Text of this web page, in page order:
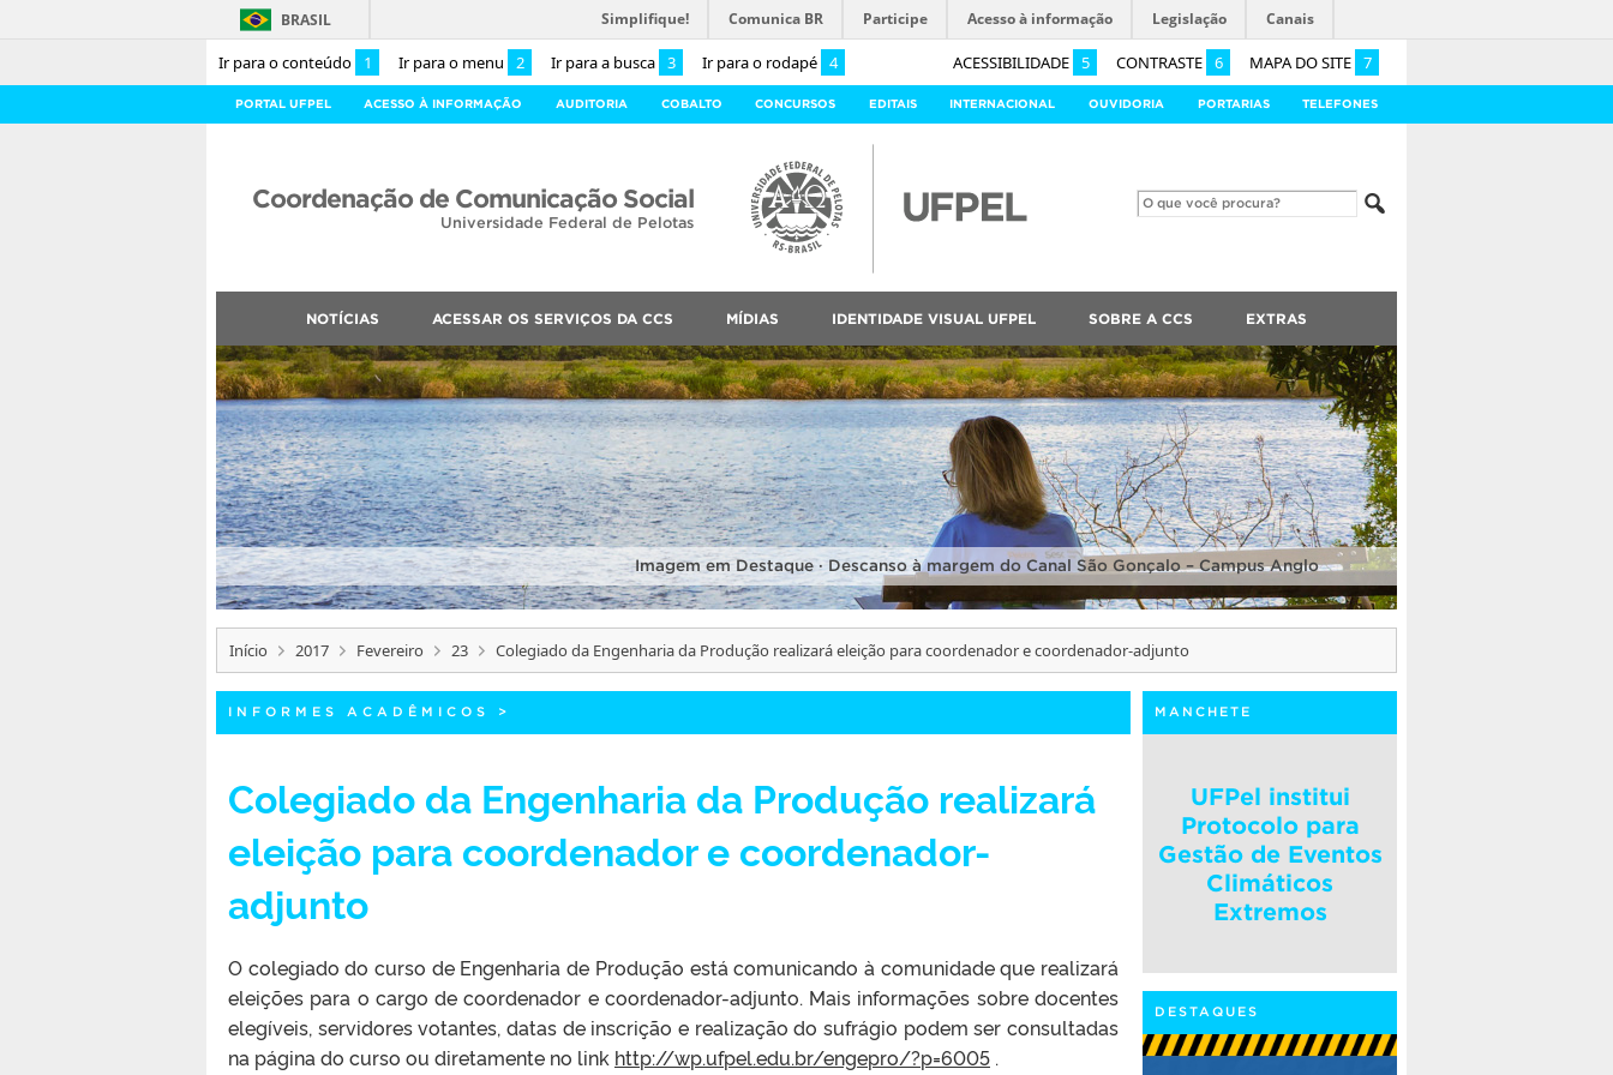
Ir para o conteúdo 1 Ir para o menu 2 Ir para a busca 3 Ir para o rodapé 4 ACESSIBILIDADE 5 CONTRASTE 6 MAPA DO SITE 7
BRASIL Simplifique! Comunica BR Participe Acesso à informação Legislação Canais
PORTAL UFPEL ACESSO À INFORMAÇÃO AUDITORIA COBALTO CONCURSOS EDITAIS INTERNACIONAL OUVIDORIA PORTARIAS TELEFONES
Coordenação de Comunicação Social
Universidade Federal de Pelotas
NOTÍCIAS ACESSAR OS SERVIÇOS DA CCS MÍDIAS IDENTIDADE VISUAL UFPEL SOBRE A CCS EXTRAS
Imagem em Destaque · Descanso à margem do Canal São Gonçalo – Campus Anglo
Início 2017 Fevereiro 23 Colegiado da Engenharia da Produção realizará eleição para coordenador e coordenador-adjunto
INFORMES ACADÊMICOS >
Colegiado da Engenharia da Produção realizará
eleição para coordenador e coordenador-
adjunto
O colegiado do curso de Engenharia de Produção está comunicando à comunidade que realizará
eleições para o cargo de coordenador e coordenador-adjunto. Mais informações sobre docentes
elegíveis, servidores votantes, datas de inscrição e realização do sufrágio podem ser consultadas
na página do curso ou diretamente no link http://wp.ufpel.edu.br/engepro/?p=6005 .
MANCHETE
UFPel institui
Protocolo para
Gestão de Eventos
Climáticos
Extremos
DESTAQUES